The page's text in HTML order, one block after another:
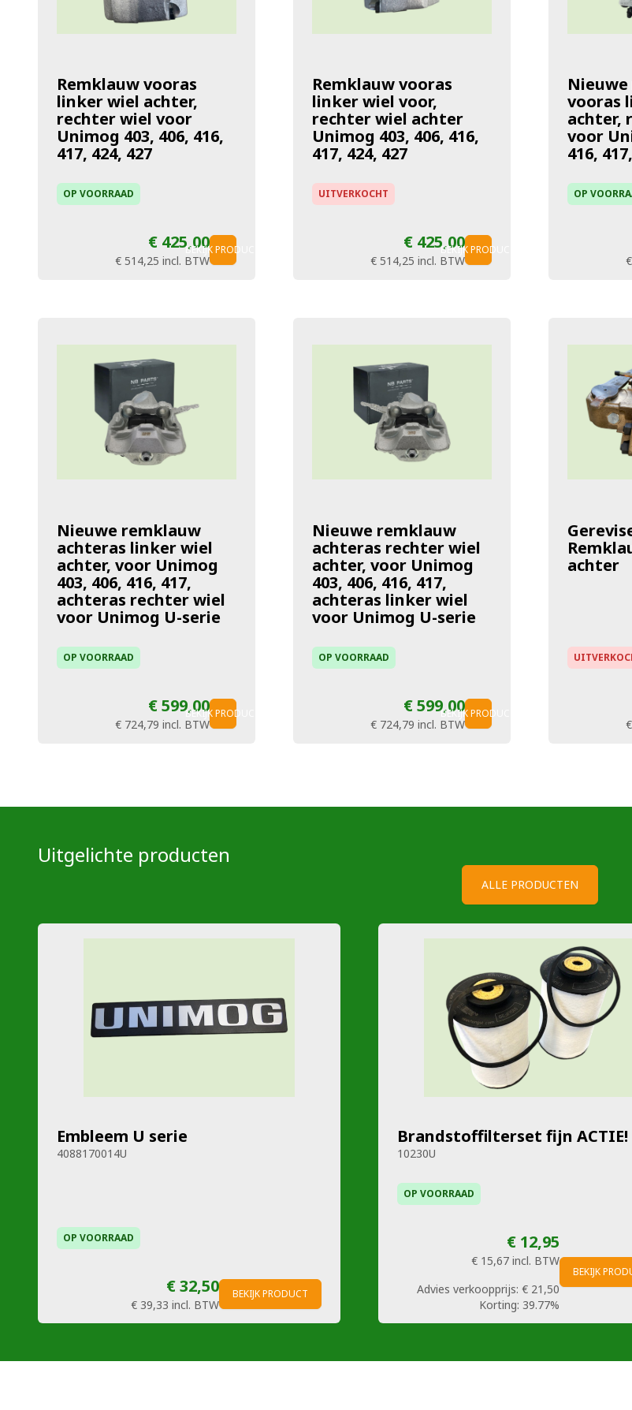
Remklauw vooras
linker wiel achter,
rechter wiel voor
Unimog 403, 406, 416,
417, 424, 427
OP VOORRAAD
€ 425,00
€ 514,25 incl. BTW
BEKIJK PRODUCT
Remklauw vooras
linker wiel voor,
rechter wiel achter
Unimog 403, 406, 416,
417, 424, 427
UITVERKOCHT
€ 425,00
€ 514,25 incl. BTW
BEKIJK PRODUCT
vooras
achter,
voor
416,
OP
Nieuwe remklauw
achteras linker wiel
achter, voor Unimog
403, 406, 416, 417,
achteras rechter wiel
voor Unimog U-serie
OP VOORRAAD
€ 599,00
€ 724,79 incl. BTW
BEKIJK PRODUCT
Nieuwe remklauw
achteras rechter wiel
achter, voor Unimog
403, 406, 416, 417,
achteras linker wiel
voor Unimog U-serie
OP VOORRAAD
€ 599,00
€ 724,79 incl. BTW
BEKIJK PRODUCT
achter
Uitgelichte producten
ALLE PRODUCTEN
Embleem U serie
4088170014U
OP VOORRAAD
€ 32,50
€ 39,33 incl. BTW
BEKIJK PRODUCT
Brandstoffilterset fijn ACTIE!
10230U
OP VOORRAAD
€ 12,95
€ 15,67 incl. BTW
Advies verkoopprijs: € 21,50
Korting: 39.77%
BEKIJK